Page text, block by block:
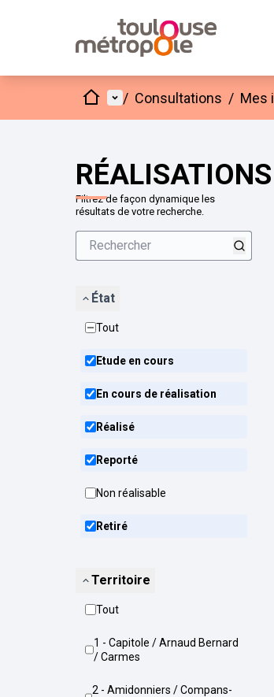
AccueilMenu principal
/ Consultations / Mes
RÉALISATIONS
Filtrez de façon dynamique les
résultats de votre recherche.
État
Tout
Etude en cours
En cours de réalisation
Réalisé
Reporté
Non réalisable
Retiré
Territoire
Tout
1 - Capitole / Arnaud Bernard
/ Carmes
2 - Amidonniers / Compans-